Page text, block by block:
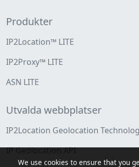
Produkter
IP2Location™ LITE
IP2Proxy™ LITE
ASN LITE
Utvalda webbplatser
IP2Location Geolocation
IP Geolocation API
We use cookies to ensure that you